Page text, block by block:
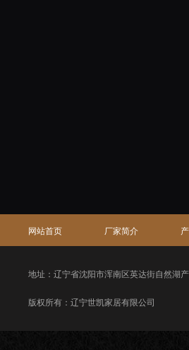
网站首页 厂家简介
地址：辽宁省沈阳市浑南区英达街自然湖
版权所有：辽宁世凯家居有限公司